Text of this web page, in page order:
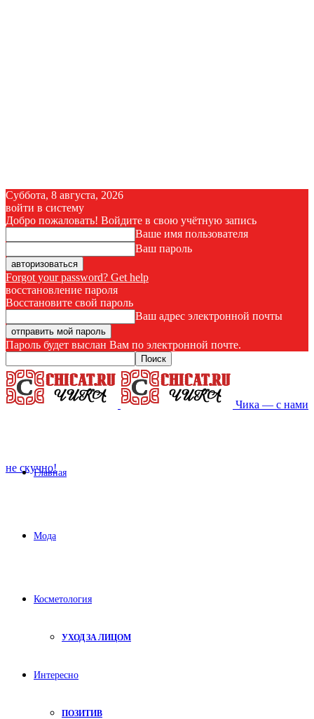
Суббота, 8 августа, 2026
войти в систему
Добро пожаловать! Войдите в свою учётную запись
Ваше имя пользователя
Ваш пароль
Forgot your password? Get help
восстановление пароля
Восстановите свой пароль
Ваш адрес электронной почты
Пароль будет выслан Вам по электронной почте.
Чика — с нами
не скучно!
Главная
Мода
Косметология
УХОД ЗА ЛИЦОМ
Интересно
ПОЗИТИВ